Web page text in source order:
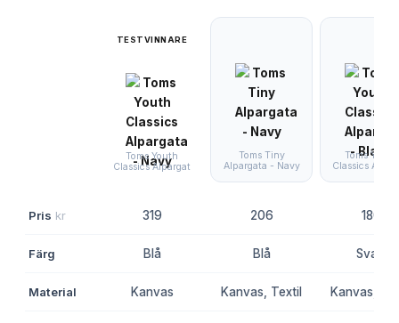
TESTVINNARE
Toms Youth
Classics Alpargat
Toms Tiny
Alpargata - Navy
Toms Youth
Classics
Pris kr 319 206 180
Färg Blå Blå Svart
Material Kanvas Kanvas, Textil Kanvas,